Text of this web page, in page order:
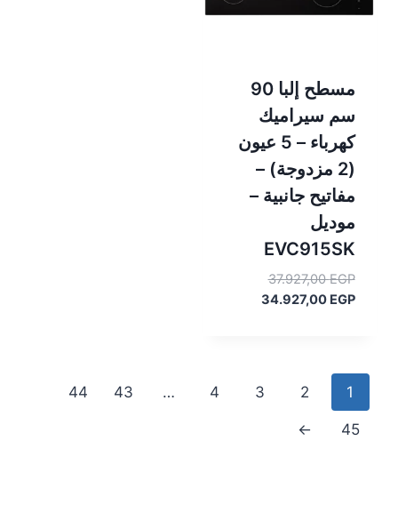
مسطح إلبا 90
سم سيراميك
كهرباء – 5 عيون
(2 مزدوجة) –
مفاتيح جانبية –
موديل
EVC915SK
37.927,00EGP
السعر
الأصلي34.927,00 EGP
السعر
1
2
3
4
…
43
44
45
←